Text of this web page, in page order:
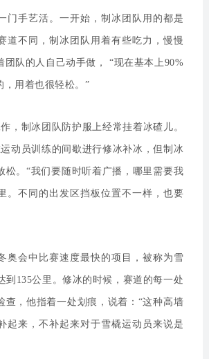
门手艺活。一开始，制冰团队用的都是
道不同，制冰团队用着有些吃力，慢慢
团队的人自己动手做， “现在基本上90%
，用着也很轻松。”
，制冰团队防护服上经常挂着冰碴儿。
动员训练的间歇进行修冰补冰，但制冰
松。“我们要随时听着广播，哪里需要我
。不同的出发区挡板位置不一样，也要
奥会中比赛速度最快的项目，被称为雪
到135公里。修冰的时候，赛道的每一处
查，他指着一处划痕，说着：“这种高墙
起来，不补起来对于雪橇运动员来说是